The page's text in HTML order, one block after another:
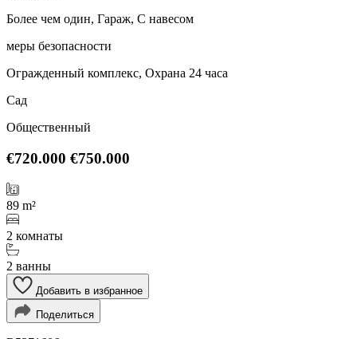
Более чем один, Гараж, С навесом
меры безопасности
Огражденный комплекс, Охрана 24 часа
Сад
Общественный
€720.000 €750.000
89 m²
2 комнаты
2 ванны
Добавить в избранное
Поделиться